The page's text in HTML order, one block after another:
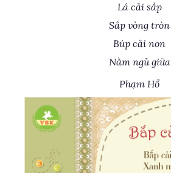
Lá cải sắp
Sắp vòng tròn
Búp cải non
Nằm ngủ giữa
Phạm Hổ